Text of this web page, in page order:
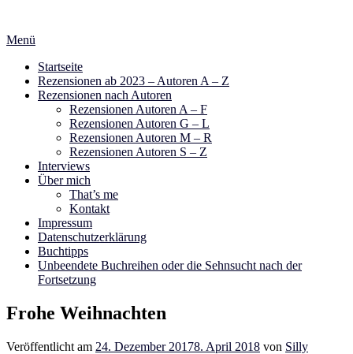
springen
Menü
Startseite
Rezensionen ab 2023 – Autoren A – Z
Rezensionen nach Autoren
Rezensionen Autoren A – F
Rezensionen Autoren G – L
Rezensionen Autoren M – R
Rezensionen Autoren S – Z
Interviews
Über mich
That’s me
Kontakt
Impressum
Datenschutzerklärung
Buchtipps
Unbeendete Buchreihen oder die Sehnsucht nach der
Fortsetzung
Frohe Weihnachten
Veröffentlicht am 24. Dezember 20178. April 2018 von Silly